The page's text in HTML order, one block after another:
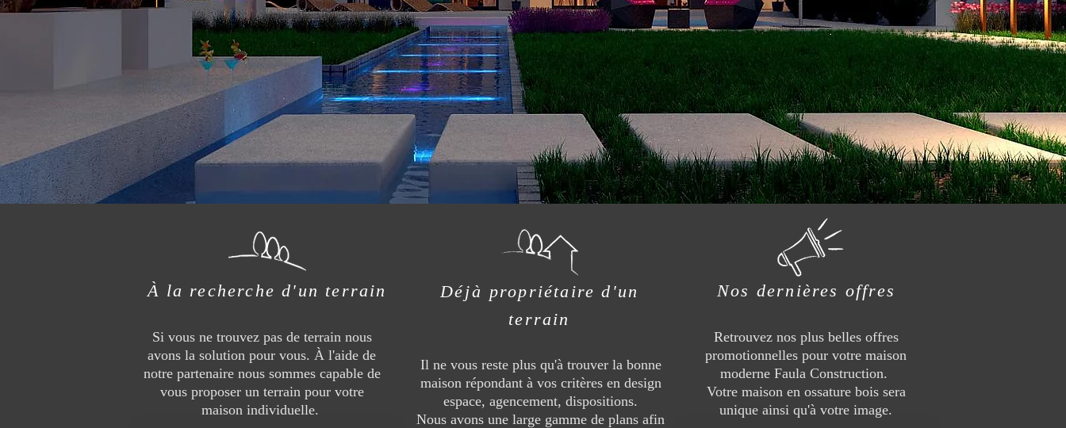
À la recherche d'un terrain
Si vous ne trouvez pas de terrain nous
avons la solution pour vous. À l'aide de
notre partenaire nous sommes capable de
vous proposer un terrain pour votre
maison individuelle.
Déjà propriétaire d'un
terrain
Il ne vous reste plus qu'à trouver la bonne
maison répondant à vos critères en design
espace, agencement, dispositions.
Nous avons une large gamme de plans afin
Nos dernières offres
Retrouvez nos plus belles offres
promotionnelles pour votre maison
moderne Faula Construction.
Votre maison en ossature bois sera
unique ainsi qu'à votre image.